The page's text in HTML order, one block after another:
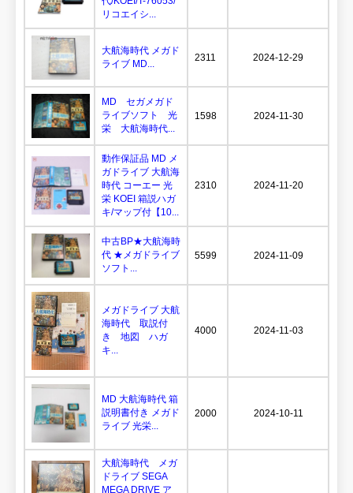
リコエイシ...
大航海時代 メガド
ライブ MD...
2311 2024-12-29
MD セガメガド
ライブソフト 光
栄 大航海時代...
1598 2024-11-30
動作保証品 MD メ
ガドライブ 大航海
時代 コーエー 光
栄 KOEI 箱説ハガ
キ/マップ付【10...
2310 2024-11-20
中古BP★大航海時
代 ★メガドライブ
ソフト...
5599 2024-11-09
メガドライブ 大航
海時代 取説付
き 地図 ハガ
キ...
4000 2024-11-03
MD 大航海時代 箱
説明書付き メガド
ライブ 光栄...
2000 2024-10-11
大航海時代 メガ
ドライブ SEGA
MEGA DRIVE ア